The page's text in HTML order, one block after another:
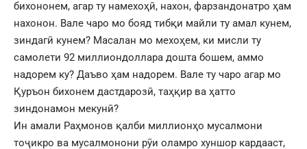
бихононем, агар ту намехоҳӣ, нахон, фарзандонатро ҳам
нахонон. Вале чаро мо бояд тибқи майли ту амал кунем,
зиндагӣ кунем? Масалан мо мехоҳем, ки мисли ту
самолети 92 миллиондоллара дошта бошем, аммо
надорем ку? Даъво ҳам надорем. Вале ту чаро агар мо
Қуръон бихонем дастдарозӣ, таҳқир ва ҳатто
зиндонамон мекунӣ?
Ин амали Раҳмонов қалби миллионҳо мусалмони
тоҷикро ва мусалмонони рӯи оламро хуншор кардааст,